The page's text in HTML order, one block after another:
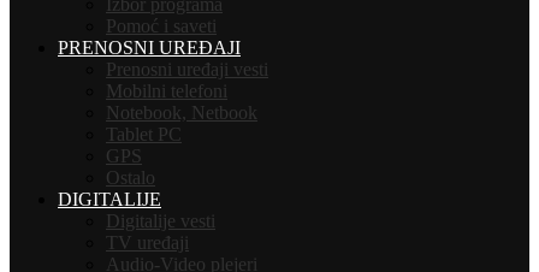
Izbor programa
Pomoć i saveti
PRENOSNI UREĐAJI
Prenosni uređaji vesti
Mobilni telefoni
Notebook, Netbook
Tablet PC
GPS
Ostalo
DIGITALIJE
Digitalije vesti
TV uređaji
Audio-Video plejeri